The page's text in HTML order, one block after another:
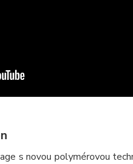
s novou polymérovou